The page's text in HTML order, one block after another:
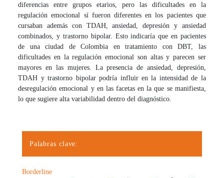
diferencias entre grupos etarios, pero las dificultades en la
regulación emocional sí fueron diferentes en los pacientes que
cursaban además con TDAH, ansiedad, depresión y ansiedad
combinados, y trastorno bipolar. Esto indicaría que en pacientes
de una ciudad de Colombia en tratamiento con DBT, las
dificultades en la regulación emocional son altas y parecen ser
mayores en las mujeres. La presencia de ansiedad, depresión,
TDAH y trastorno bipolar podría influir en la intensidad de la
desregulación emocional y en las facetas en la que se manifiesta,
lo que sugiere alta variabilidad dentro del diagnóstico.
Palabras clave:
Borderline